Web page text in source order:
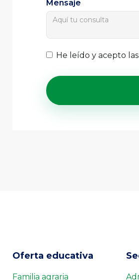
Mensaje
He leído y acepto las
Oferta educativa
Familia agraria